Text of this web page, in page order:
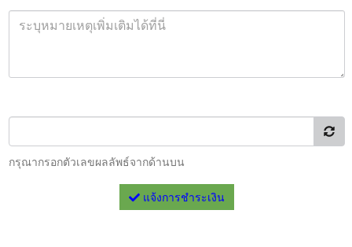
กรุณากรอกตัวเลขผลลัพธ์จากด้านบน
แจ้งการชำระเงิน